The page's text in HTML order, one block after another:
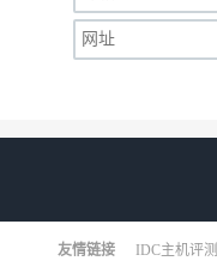
友情链接 IDC主机评测